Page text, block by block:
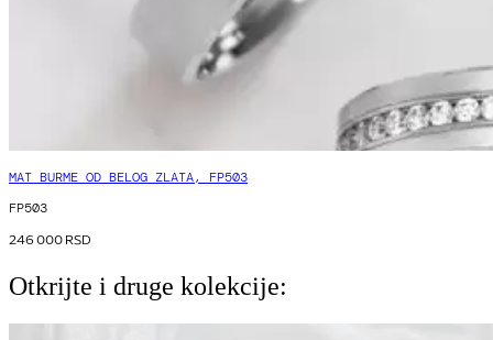
MAT BURME OD BELOG ZLATA, FP503
FP503
246 000RSD
Otkrijte i druge kolekcije: